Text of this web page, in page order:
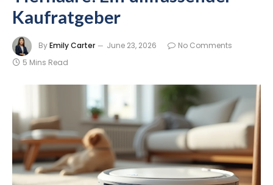
Kaufratgeber
ByEmily Carter June 23, 2026
No Comments
5 Mins Read